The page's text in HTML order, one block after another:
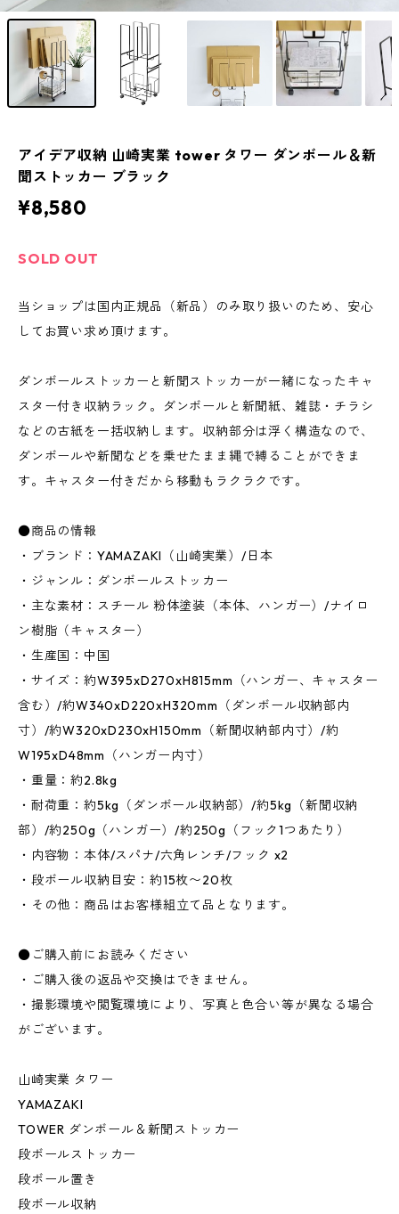
アイデア収納 山崎実業 tower タワー ダンボール＆新
聞ストッカー ブラック
¥8,580
SOLD OUT
当ショップは国内正規品（新品）のみ取り扱いのため、安心
してお買い求め頂けます。
ダンボールストッカーと新聞ストッカーが一緒になったキャ
スター付き収納ラック。ダンボールと新聞紙、雑誌・チラシ
などの古紙を一括収納します。収納部分は浮く構造なので、
ダンボールや新聞などを乗せたまま縄で縛ることができま
す。キャスター付きだから移動もラクラクです。
●商品の情報
・ブランド：YAMAZAKI（山崎実業）/日本
・ジャンル：ダンボールストッカー
・主な素材：スチール 粉体塗装（本体、ハンガー）/ナイロ
ン樹脂（キャスター）
・生産国：中国
・サイズ：約W395xD270xH815mm（ハンガー、キャスター
含む）/約W340xD220xH320mm（ダンボール収納部内
寸）/約W320xD230xH150mm（新聞収納部内寸）/約
W195xD48mm（ハンガー内寸）
・重量：約2.8kg
・耐荷重：約5kg（ダンボール収納部）/約5kg（新聞収納
部）/約250g（ハンガー）/約250g（フック1つあたり）
・内容物：本体/スパナ/六角レンチ/フック x2
・段ボール収納目安：約15枚〜20枚
・その他：商品はお客様組立て品となります。
●ご購入前にお読みください
・ご購入後の返品や交換はできません。
・撮影環境や閲覧環境により、写真と色合い等が異なる場合
がございます。
山崎実業 タワー
YAMAZAKI
TOWER ダンボール＆新聞ストッカー
段ボールストッカー
段ボール置き
段ボール収納